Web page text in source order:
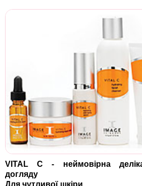
VITAL C - неймовірна
догляду
Для чутливої шкіри